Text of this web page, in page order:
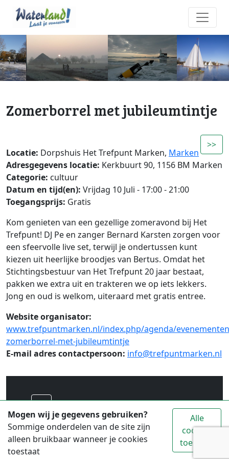
Zomerborrel met jubileumtintje
>>
Locatie: Dorpshuis Het Trefpunt Marken, Marken
Adresgegevens locatie: Kerkbuurt 90, 1156 BM Marken
Categorie: cultuur
Datum en tijd(en): Vrijdag 10 Juli - 17:00 - 21:00
Toegangsprijs: Gratis
Kom genieten van een gezellige zomeravond bij Het
Trefpunt! DJ Pe en zanger Bernard Karsten zorgen voor
een sfeervolle live set, terwijl je ondertussen kunt
kiezen uit heerlijke broodjes van Bertus. Omdat het
Stichtingsbestuur van Het Trefpunt 20 jaar bestaat,
pakken we extra uit en trakteren we op iets lekkers.
Jong en oud is welkom, uiteraard met gratis entree.
Website organisator:
www.trefpuntmarken.nl/index.php/agenda/
zomerborrel-met-jubileumtintje
E-mail adres contactpersoon: info@trefpuntmarken.nl
Mogen wij je gegevens gebruiken?
Sommige onderdelen van de site zijn
alleen bruikbaar wanneer je cookies
toestaat
Alle
cookies
toestaan
Voor alle toeristische informatie over
Waterland ga je naar www.vvvwaterland.nl
© 2026 Copyright: Stichting Promotie Waterland